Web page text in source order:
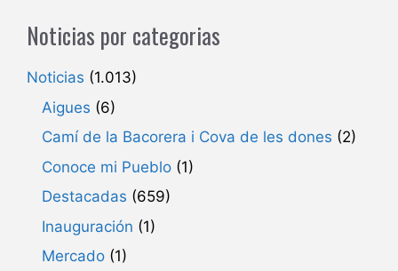
Noticias por categorias
Noticias (1.013)
Aigues (6)
Camí de la Bacorera i Cova de les dones (2)
Conoce mi Pueblo (1)
Destacadas (659)
Inauguración (1)
Mercado (1)